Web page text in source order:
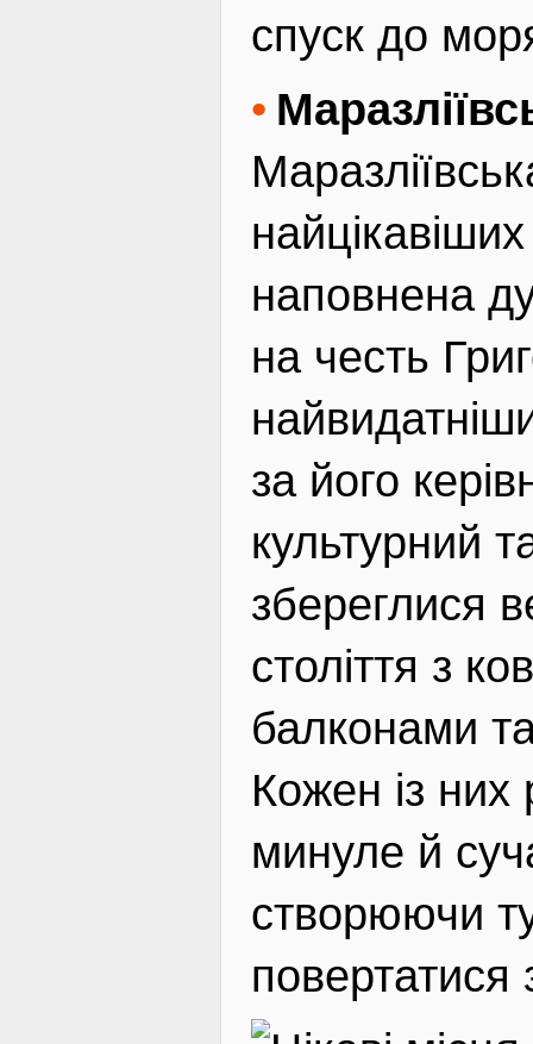
спуск до
наповнена
на честь
за його
культурний
збереглися
століття з
балконами
Кожен із них
минуле й
створюючи
повертатися